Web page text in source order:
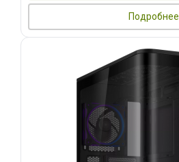
Подробнее